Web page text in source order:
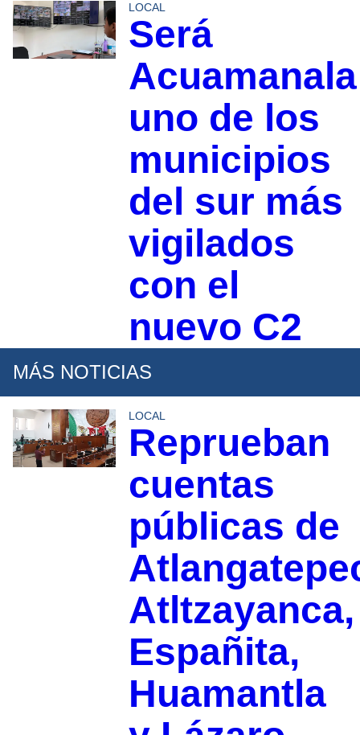
LOCAL
Será
Acuamanala
uno de los
municipios
del sur más
vigilados
con el
nuevo C2
MÁS NOTICIAS
LOCAL
Reprueban
cuentas
públicas de
Atltzayanca,
Españita,
Huamantla